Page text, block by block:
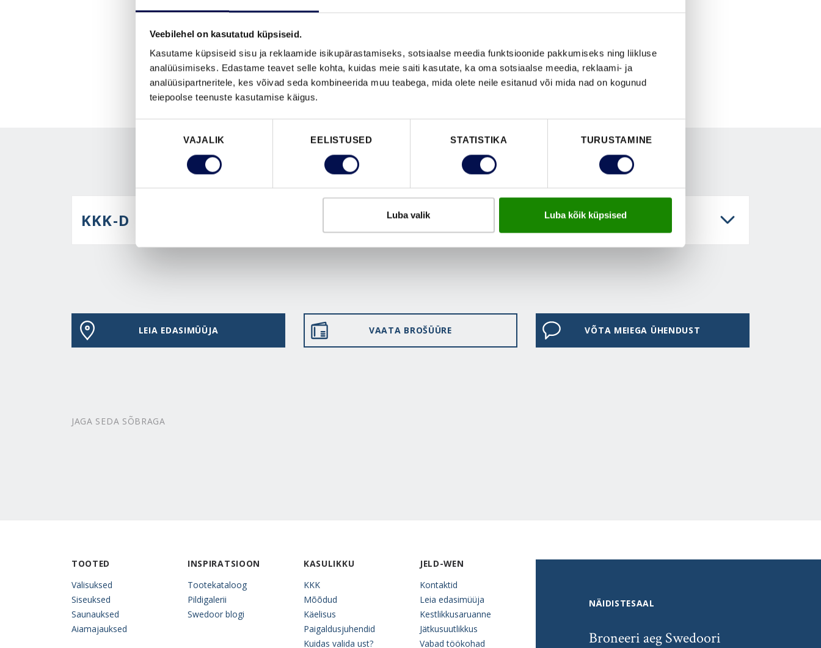
Veebilehel on kasutatud küpsiseid.
Kasutame küpsiseid sisu ja reklaamide isikupärastamiseks, sotsiaalse meedia funktsioonide pakkumiseks ning liikluse
analüüsimiseks. Edastame teavet selle kohta, kuidas meie saiti kasutate, ka oma sotsiaalse meedia, reklaami- ja
analüüsipartneritele, kes võivad seda kombineerida muu teabega, mida olete neile esitanud või mida nad on kogunud
teiepoolse teenuste kasutamise käigus.
VAJALIK EELISTUSED STATISTIKA TURUSTAMINE
Luba valik Luba kõik küpsised
KKK-D
LEIA EDASIMÜÜJA VAATA BROŠÜÜRE VÕTA MEIEGA ÜHENDUST
JAGA SEDA SÕBRAGA
TOOTED
Välisuksed
Siseuksed
Saunauksed
Aiamajauksed
INSPIRATSIOON
Tootekataloog
Pildigalerii
Swedoor blogi
KASULIKKU
KKK
Mõõdud
Käelisus
Paigaldusjuhendid
Kuidas valida ust?
JELD-WEN
Kontaktid
Leia edasimüüja
Kestlikkusaruanne
Jätkusuutlikkus
Vabad töökohad
NÄIDISTESAAL
Broneeri aeg Swedoori